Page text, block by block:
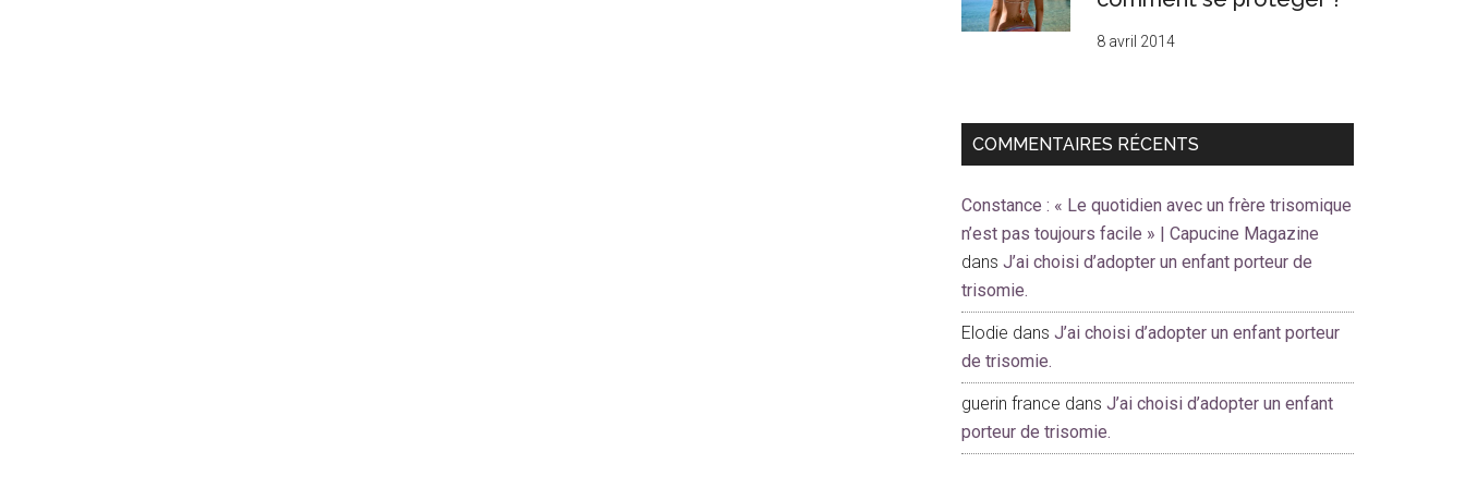
8 avril 2014
COMMENTAIRES RÉCENTS
Constance : « Le quotidien avec un frère trisomique
n’est pas toujours facile » | Capucine Magazine
dans J’ai choisi d’adopter un enfant porteur de
trisomie.
Elodie dans J’ai choisi d’adopter un enfant porteur
de trisomie.
guerin france dans J’ai choisi d’adopter un enfant
porteur de trisomie.